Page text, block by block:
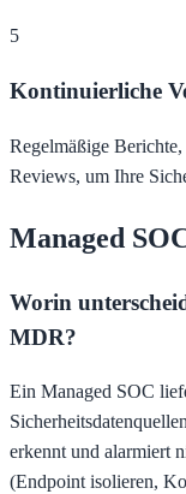
5
Kontinuierliche
Regelmäßige
Reviews, um Ihre
Managed
Worin
MDR?
Ein Managed SOC
erkennt und alarmiert
(Endpoint isolieren,